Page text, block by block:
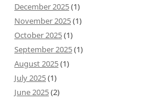
December 2025(1)
November 2025(1)
October 2025(1)
September 2025(1)
August 2025(1)
July 2025(1)
June 2025(2)